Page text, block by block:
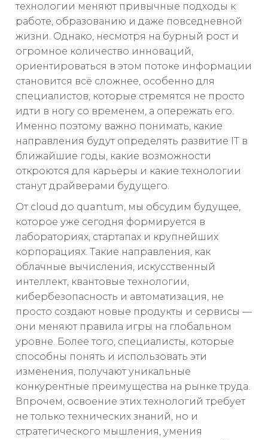
технологии меняют привычные подходы к
работе, образованию и даже повседневной
жизни. Однако, несмотря на бурный рост и
огромное количество инноваций,
ориентироваться в этом потоке информации
становится всё сложнее, особенно для
специалистов, которые стремятся не просто
идти в ногу со временем, а опережать его.
Именно поэтому важно понимать, какие
направления будут определять развитие IT в
ближайшие годы, какие возможности
откроются для карьеры и какие технологии
станут драйверами будущего.
От cloud до quantum, мы обсудим будущее,
которое уже сегодня формируется в
лабораториях, стартапах и крупнейших
корпорациях. Такие направления, как
облачные вычисления, искусственный
интеллект, квантовые технологии,
кибербезопасность и автоматизация, не
просто создают новые продукты и сервисы —
они меняют правила игры на глобальном
уровне. Более того, специалисты, которые
способны понять и использовать эти
изменения, получают уникальные
конкурентные преимущества на рынке труда.
Впрочем, освоение этих технологий требует
не только технических знаний, но и
стратегического мышления, умения